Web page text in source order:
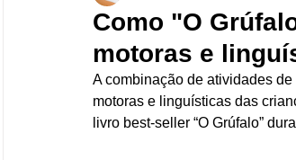
Como "O
motoras e
A combinação de atividades
motoras e linguísticas das
livro best-seller “O Grúfalo”